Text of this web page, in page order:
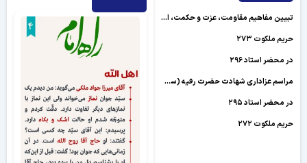
تبیین مفاهیم مقاومت، عزت و حکمت، از رسالت‌های راهبردی حوزه‌های علمیه است
حریم ملکوت ۲۷۳
در محضر استاد ۲۹۶
مراسم عزاداری شهادت حضرت رقیه (سلام الله علیها)
در محضر استاد ۲۹۵
حریم ملکوت ۲۷۲